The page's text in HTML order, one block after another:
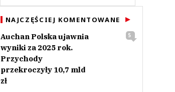
NAJCZĘŚCIEJ KOMENTOWANE
Auchan Polska ujawnia
wyniki za 2025 rok.
Przychody
przekroczyły 10,7 mld
zł
5